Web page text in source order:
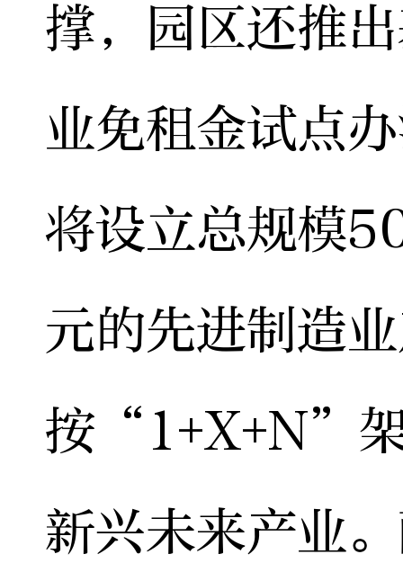
撑，园区还推
业免租金试点
将设立总规模
元的先进制造
按“1+X+N”架
新兴未来产业